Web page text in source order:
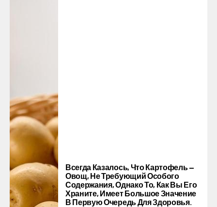
Всегда Казалось, Что Картофель —
Овощ, Не Требующий Особого
Содержания, Однако То, Как Вы Его
Храните, Имеет Большое Значение
В Первую Очередь Для Здоровья.